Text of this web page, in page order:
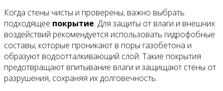
Когда стены чисты и проверены, важно выбрать
подходящее покрытие. Для защиты от влаги и внешних
воздействий рекомендуется использовать гидрофобные
составы, которые проникают в поры газобетона и
образуют водоотталкивающий слой. Такие покрытия
предотвращают впитывание влаги и защищают стены от
разрушения, сохраняя их долговечность.